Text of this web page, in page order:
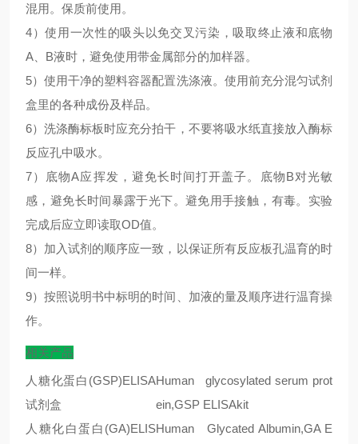
混用。保质前使用。
4）使用一次性的吸头以免交叉污染，吸取终止液和底物
A、B液时，避免使用带金属部分的加样器。
5）使用干净的塑料容器配置洗涤液。使用前充分混匀试剂
盒里的各种成份及样品。
6）洗涤酶标板时应充分拍干，不要将吸水纸直接放入酶标
反应孔中吸水。
7）底物A应挥发，避免长时间打开盖子。底物B对光敏
感，避免长时间暴露于光下。避免用手接触，有毒。实验
完成后应立即读取OD值。
8）加入试剂的顺序应一致，以保证所有反应板孔温育的时
间一样。
9）按照说明书中标明的时间、加液的量及顺序进行温育操
作。
相关产品
人糖化蛋白(GSP)ELISA
试剂盒
Human glycosylated serum prot
ein,GSP ELISAkit
人糖化白蛋白 (GA)ELISHuman Glycated Albumin,GA E